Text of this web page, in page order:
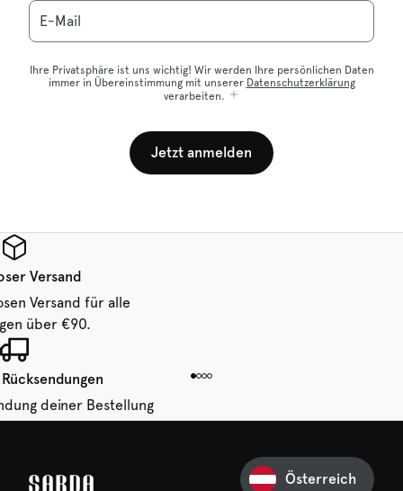
E-Mail
Ihre Privatsphäre ist uns wichtig! Wir werden Ihre persönlichen Daten
immer in Übereinstimmung mit unserer Datenschutzerklärung
verarbeiten.
Jetzt anmelden
Versand
Versand für alle
über €90.
deiner Bestellung
14 Tagen.
erste Bestellung
Österreich